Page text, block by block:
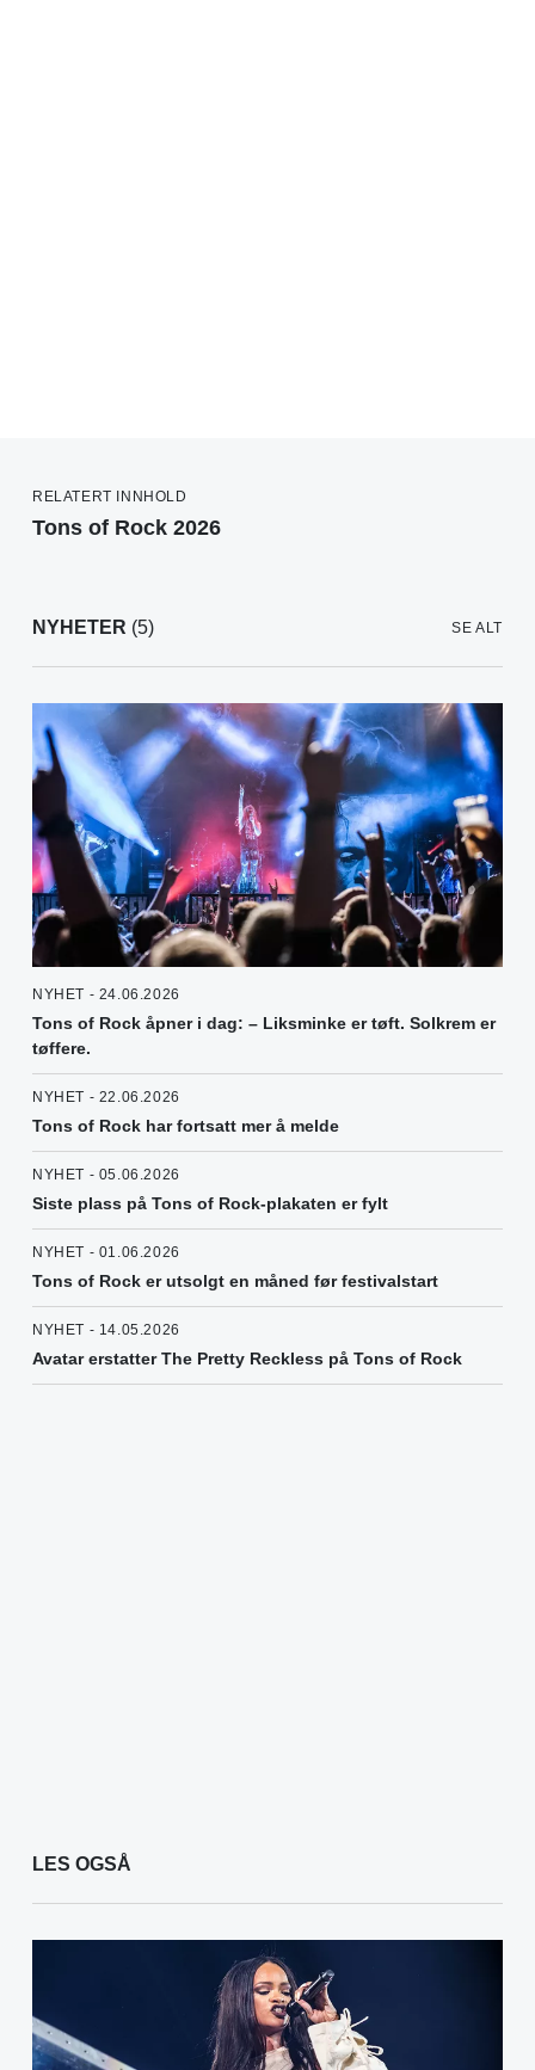
RELATERT INNHOLD
Tons of Rock 2026
NYHETER (5) SE ALT
NYHET - 24.06.2026
Tons of Rock åpner i dag: – Liksminke er tøft. Solkrem er
tøffere.
NYHET - 22.06.2026
Tons of Rock har fortsatt mer å melde
NYHET - 05.06.2026
Siste plass på Tons of Rock-plakaten er fylt
NYHET - 01.06.2026
Tons of Rock er utsolgt en måned før festivalstart
NYHET - 14.05.2026
Avatar erstatter The Pretty Reckless på Tons of Rock
LES OGSÅ